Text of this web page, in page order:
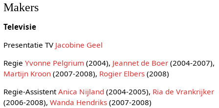
Makers
Televisie
Presentatie TV Jacobine Geel
Regie Yvonne Pelgrium (2004), Jeannet de Boer(2004-2007),
Martijn Kroon(2007-2008), Rogier Elbers(2008)
Regie-AssistentAnica Nijland (2004-2005), Ria de Vrankrijker
(2006-2008), Wanda Hendriks(2007-2008)